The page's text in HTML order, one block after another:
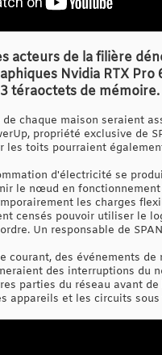
acteurs de la filière
Nvidia RTX
téraoctets de mémoire.
chaque maison seraient
propriété exclusive de
les toits pourraient
d'électricité se
le nœud en
les charges
censés pouvoir utiliser le
Un responsable de
courant, des événements
des interruptions du
parties du réseau avant
appareils et les circuits